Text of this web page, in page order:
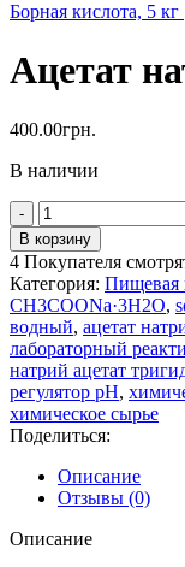
Борная кислота, 5 кг
Ацетат
400.00грн.
В наличии
Количество
товара
Ацетат
натрия
3-
водный,
5кг
В корзину
4 Покупателя
Категория: Пищевая
CH3COONa·3H2O,
водный, ацетат
лабораторный
натрий ацетат
регулятор pH,
химическое сырье
Поделиться:
Описание
Отзывы (0)
Описание